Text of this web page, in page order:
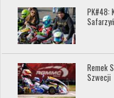
PK#48:
Remek
Szwecji